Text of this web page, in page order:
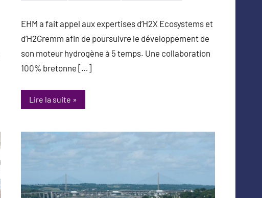
2026
EHM a fait appel aux expertises d’H2X Ecosystems et
d’H2Gremm afin de poursuivre le développement de
son moteur hydrogène à 5 temps. Une collaboration
100% bretonne […]
Lire la suite